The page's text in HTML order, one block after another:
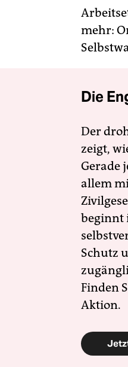
mehr:
Die
Der
zeigt,
Gerade
allem
beginnt
Schutz
Finden
Aktion.